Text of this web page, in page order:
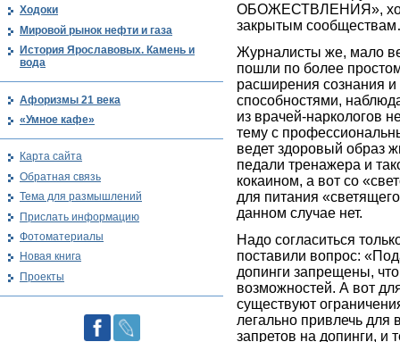
ОБОЖЕСТВЛЕНИЯ», хотя
закрытым
Журналисты же, мало
пошли по более
расширения сознания
способностями,
из врачей-наркологов
тему с
ведет здоровый образ
педали тренажера и
кокаином, а вот со
для питания
данном случае нет.
Надо согласиться
поставили вопрос:
допинги запрещены,
возможностей. А вот
существуют
легально привлечь
запретов на допинги, и
Ходоки
Мировой рынок нефти и газа
История Ярославовых. Камень и
вода
Афоризмы 21 века
«Умное кафе»
Карта сайта
Обратная связь
Тема для размышлений
Прислать информацию
Фотоматериалы
Новая книга
Проекты